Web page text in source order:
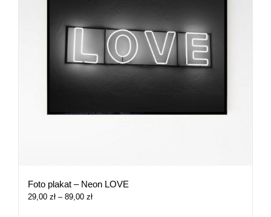
Foto plakat – Neon LOVE
29,00 zł – 89,00 złZakres